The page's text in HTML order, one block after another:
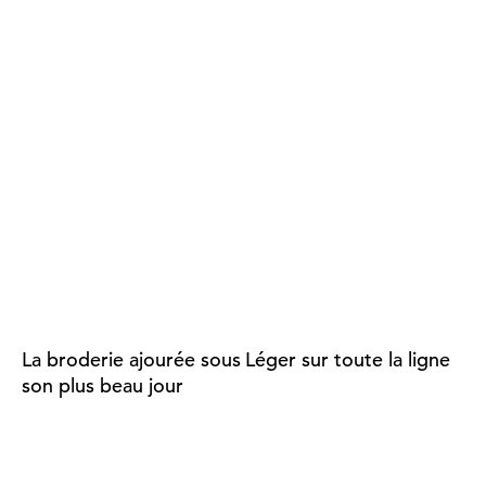
La broderie ajourée sous
son plus beau jour
Léger sur toute la ligne